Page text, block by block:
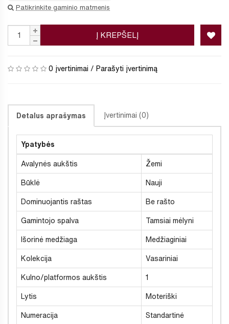
Patikrinkite gaminio matmenis
Į KREPŠELĮ
0 įvertinimai / Parašyti įvertinimą
Detalus aprašymas Įvertinimai (0)
Ypatybės
Avalynės aukštis Žemi
Būklė Nauji
Dominuojantis raštas Be rašto
Gamintojo spalva Tamsiai mėlyni
Išorinė medžiaga Medžiaginiai
Kolekcija Vasariniai
Kulno/platformos aukštis 1
Lytis Moteriški
Numeracija Standartinė